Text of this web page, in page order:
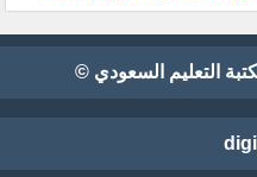
التعليم السعودي ©